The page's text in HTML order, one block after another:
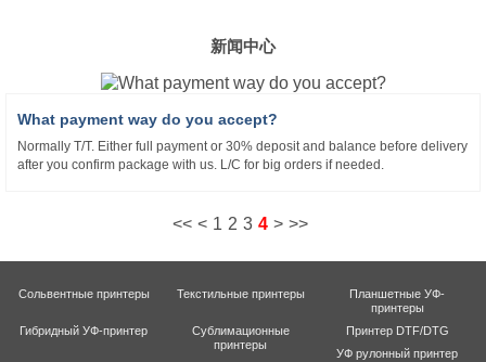
新闻中心
What payment way do you accept?
Normally T/T. Either full payment or 30% deposit and balance before delivery
after you confirm package with us. L/C for big orders if needed.
<< < 1 2 3 4 > >>
Сольвентные принтеры Текстильные принтеры
Планшетные УФ-
принтеры
Гибридный УФ-принтер
Сублимационные
принтеры
Принтер DTF/DTG
УФ рулонный принтер